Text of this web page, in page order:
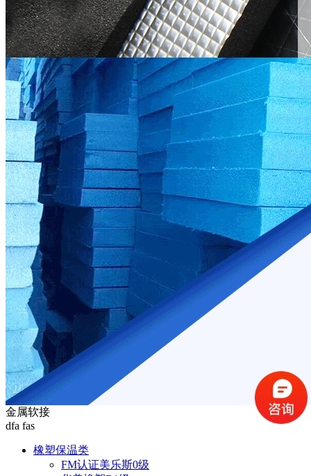
金属软接
dfa fas
橡塑保温类
FM认证美乐斯0级